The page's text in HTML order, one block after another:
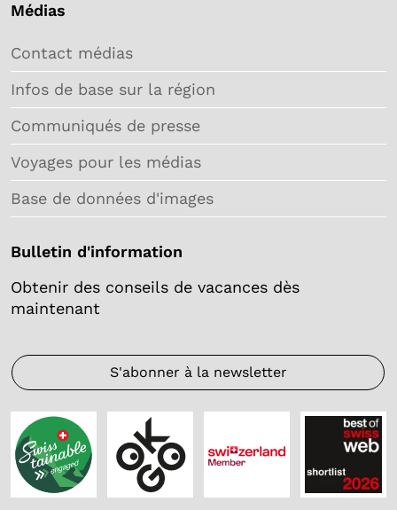
Médias
Contact médias
Infos de base sur la région
Communiqués de presse
Voyages pour les médias
Base de données d'images
Bulletin d'information
Obtenir des conseils de vacances dès
maintenant
S'abonner à la newsletter